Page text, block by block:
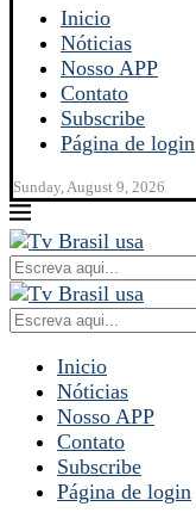
Inicio
Nóticias
Nosso APP
Contato
Subscribe
Página de login
Sunday, August 9, 2026
Inicio
Nóticias
Nosso APP
Contato
Subscribe
Página de login